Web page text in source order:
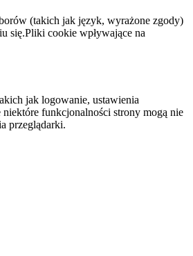
(takich jak język, wyrażone zgody)
się.Pliki cookie wpływające na
jak logowanie, ustawienia
funkcjonalności strony mogą nie
przeglądarki.